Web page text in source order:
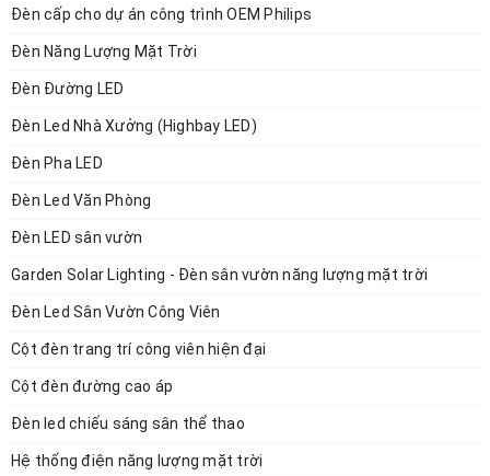
Đèn cấp cho dự án công trình OEM Philips
Đèn Năng Lượng Mặt Trời
Đèn Đường LED
Đèn Led Nhà Xưởng (Highbay LED)
Đèn Pha LED
Đèn Led Văn Phòng
Đèn LED sân vườn
Garden Solar Lighting - Đèn sân vườn năng lượng mặt trời
Đèn Led Sân Vườn Công Viên
Cột đèn trang trí công viên hiện đại
Cột đèn đường cao áp
Đèn led chiếu sáng sân thể thao
Hệ thống điện năng lượng mặt trời